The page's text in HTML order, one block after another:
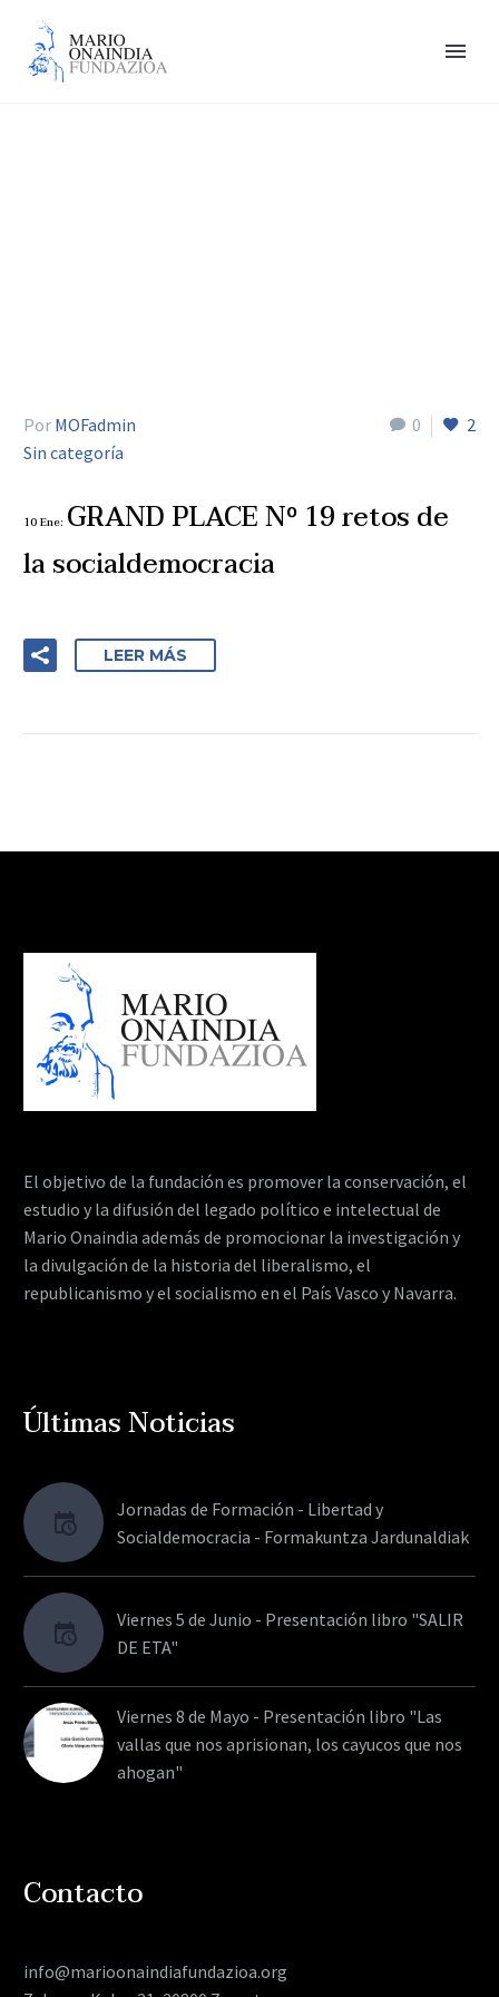
0 2
Por MOFadmin
Sin categoría
10 Ene: GRAND PLACE Nº 19 retos de
la socialdemocracia
LEER MÁS
El objetivo de la fundación es promover la conservación, el
estudio y la difusión del legado político e intelectual de
Mario Onaindia además de promocionar la investigación y
la divulgación de la historia del liberalismo, el
republicanismo y el socialismo en el País Vasco y Navarra.
Últimas Noticias
Jornadas de Formación - Libertad y
Socialdemocracia - Formakuntza Jardunaldiak
Viernes 5 de Junio - Presentación libro "SALIR
DE ETA"
Viernes 8 de Mayo - Presentación libro "Las
vallas que nos aprisionan, los cayucos que nos
ahogan"
Contacto
info@marioonaindiafundazioa.org